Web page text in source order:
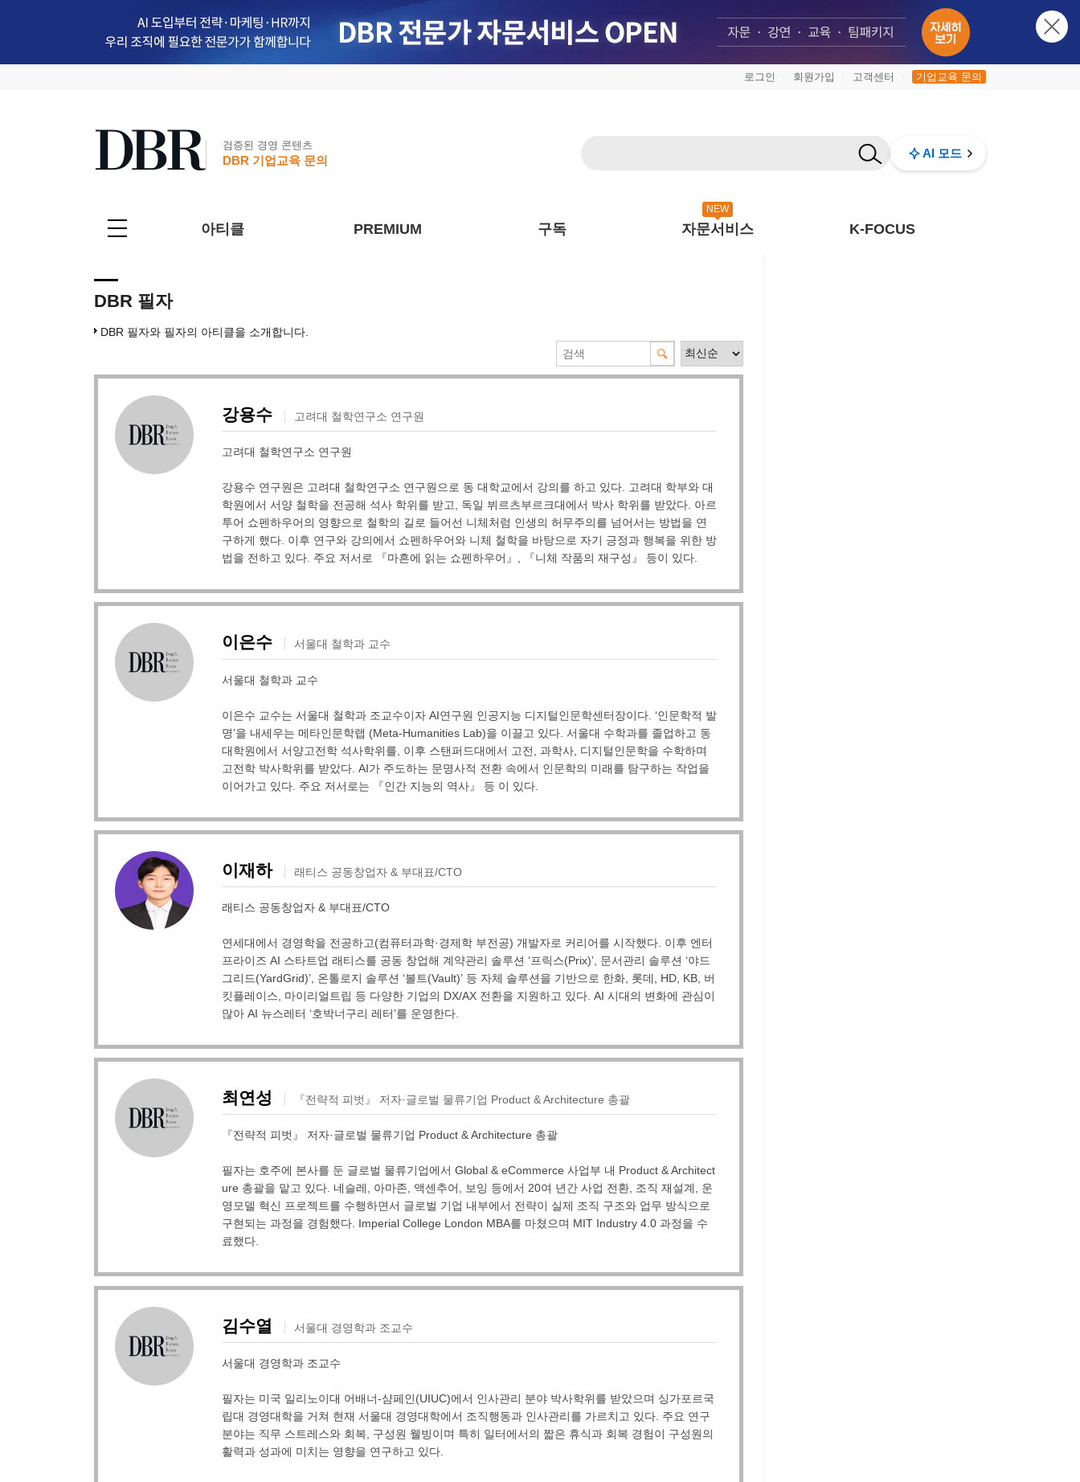
로그인 회원가입 고객센터 기업교육 문의
검증된 경영 콘텐츠
DBR 기업교육 문의
AI 모드
아티클 PREMIUM 구독
NEW
자문서비스 K-FOCUS
DBR 필자
DBR 필자와 필자의 아티클을 소개합니다.
강용수 고려대 철학연구소 연구원
고려대 철학연구소 연구원
강용수 연구원은 고려대 철학연구소 연구원으로 동 대학교에서 강의를 하고 있다. 고려대 학부와 대
학원에서 서양 철학을 전공해 석사 학위를 받고, 독일 뷔르츠부르크대에서 박사 학위를 받았다. 아르
투어 쇼펜하우어의 영향으로 철학의 길로 들어선 니체처럼 인생의 허무주의를 넘어서는 방법을 연
구하게 했다. 이후 연구와 강의에서 쇼펜하우어와 니체 철학을 바탕으로 자기 긍정과 행복을 위한 방
법을 전하고 있다. 주요 저서로 『마흔에 읽는 쇼펜하우어』, 『니체 작품의 재구성』 등이 있다.
이은수 서울대 철학과 교수
서울대 철학과 교수
이은수 교수는 서울대 철학과 조교수이자 AI연구원 인공지능 디지털인문학센터장이다. ‘인문학적 발
명’을 내세우는 메타인문학랩 (Meta-Humanities Lab)을 이끌고 있다. 서울대 수학과를 졸업하고 동
대학원에서 서양고전학 석사학위를, 이후 스탠퍼드대에서 고전, 과학사, 디지털인문학을 수학하며
고전학 박사학위를 받았다. AI가 주도하는 문명사적 전환 속에서 인문학의 미래를 탐구하는 작업을
이어가고 있다. 주요 저서로는 『인간 지능의 역사』 등 이 있다.
이재하 래티스 공동창업자 & 부대표/CTO
래티스 공동창업자 & 부대표/CTO
연세대에서 경영학을 전공하고(컴퓨터과학·경제학 부전공) 개발자로 커리어를 시작했다. 이후 엔터
프라이즈 AI 스타트업 래티스를 공동 창업해 계약관리 솔루션 ‘프릭스(Prix)’, 문서관리 솔루션 ‘야드
그리드(YardGrid)’, 온톨로지 솔루션 ‘볼트(Vault)’ 등 자체 솔루션을 기반으로 한화, 롯데, HD, KB, 버
킷플레이스, 마이리얼트립 등 다양한 기업의 DX/AX 전환을 지원하고 있다. AI 시대의 변화에 관심이
많아 AI 뉴스레터 ‘호박너구리 레터’를 운영한다.
최연성 『전략적 피벗』 저자·글로벌 물류기업 Product & Architecture 총괄
『전략적 피벗』 저자·글로벌 물류기업 Product & Architecture 총괄
필자는 호주에 본사를 둔 글로벌 물류기업에서 Global & eCommerce 사업부 내 Product & Architect
ure 총괄을 맡고 있다. 네슬레, 아마존, 액센추어, 보잉 등에서 20여 년간 사업 전환, 조직 재설계, 운
영모델 혁신 프로젝트를 수행하면서 글로벌 기업 내부에서 전략이 실제 조직 구조와 업무 방식으로
구현되는 과정을 경험했다. Imperial College London MBA를 마쳤으며 MIT Industry 4.0 과정을 수
료했다.
김수열 서울대 경영학과 조교수
서울대 경영학과 조교수
필자는 미국 일리노이대 어배너-샴페인(UIUC)에서 인사관리 분야 박사학위를 받았으며 싱가포르국
립대 경영대학을 거쳐 현재 서울대 경영대학에서 조직행동과 인사관리를 가르치고 있다. 주요 연구
분야는 직무 스트레스와 회복, 구성원 웰빙이며 특히 일터에서의 짧은 휴식과 회복 경험이 구성원의
활력과 성과에 미치는 영향을 연구하고 있다.